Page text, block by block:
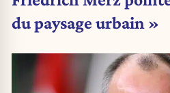
du paysage urbain »